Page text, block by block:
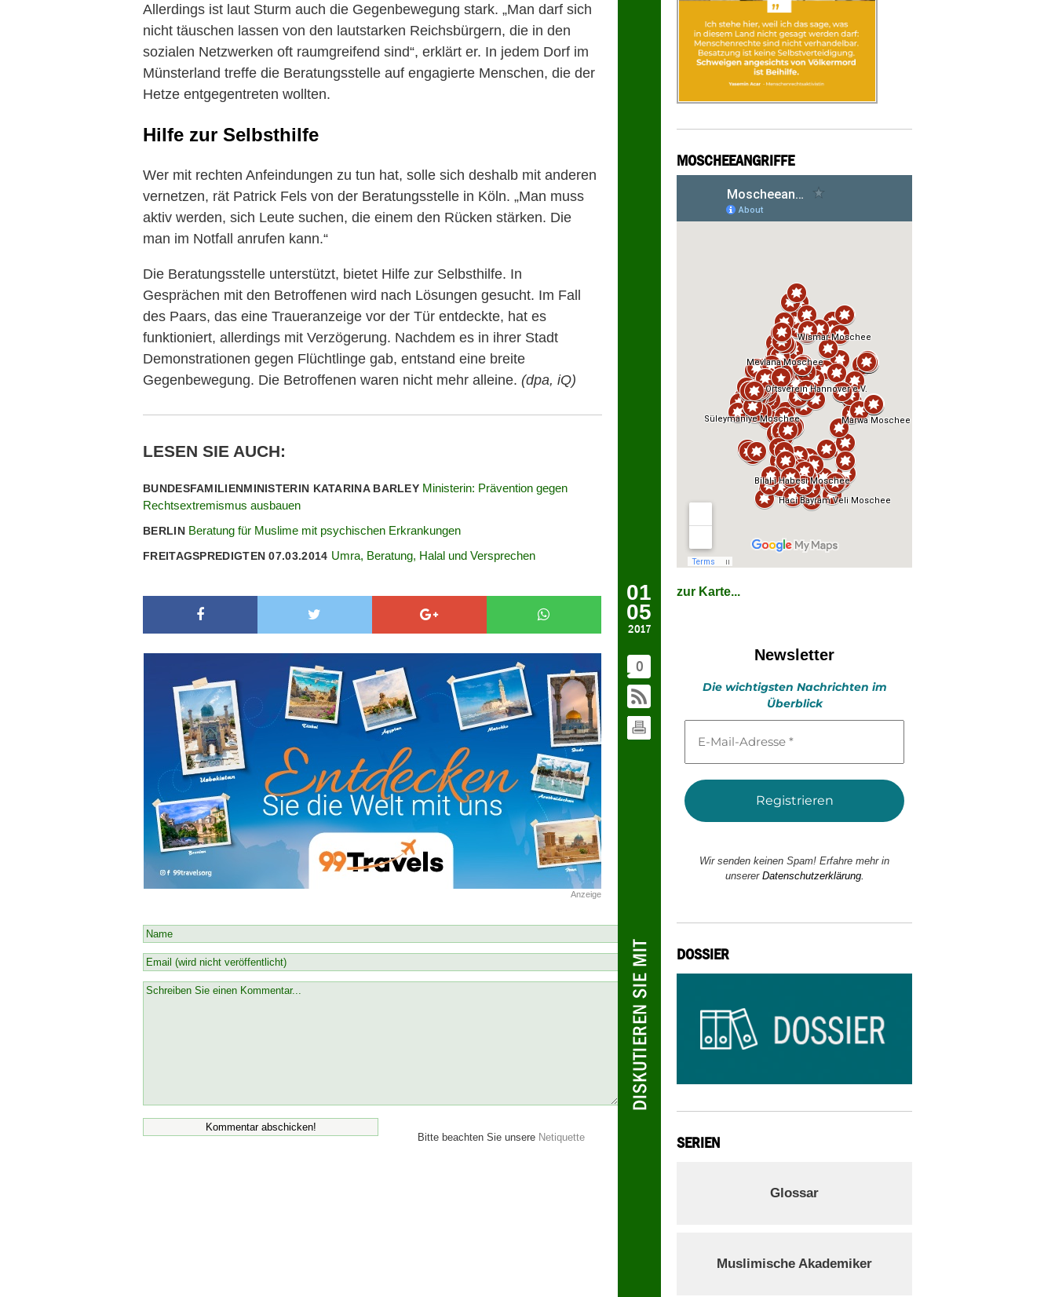
01
05
2017
0
Allerdings ist laut Sturm auch die Gegenbewegung stark. „Man darf sich
nicht täuschen lassen von den lautstarken Reichsbürgern, die in den
sozialen Netzwerken oft raumgreifend sind“, erklärt er. In jedem Dorf im
Münsterland treffe die Beratungsstelle auf engagierte Menschen, die der
Hetze entgegentreten wollten.
Hilfe zur Selbsthilfe
Wer mit rechten Anfeindungen zu tun hat, solle sich deshalb mit anderen
vernetzen, rät Patrick Fels von der Beratungsstelle in Köln. „Man muss
aktiv werden, sich Leute suchen, die einem den Rücken stärken. Die
man im Notfall anrufen kann.“
Die Beratungsstelle unterstützt, bietet Hilfe zur Selbsthilfe. In
Gesprächen mit den Betroffenen wird nach Lösungen gesucht. Im Fall
des Paars, das eine Traueranzeige vor der Tür entdeckte, hat es
funktioniert, allerdings mit Verzögerung. Nachdem es in ihrer Stadt
Demonstrationen gegen Flüchtlinge gab, entstand eine breite
Gegenbewegung. Die Betroffenen waren nicht mehr alleine. (dpa, iQ)
LESEN SIE AUCH:
BUNDESFAMILIENMINISTERIN KATARINA BARLEY Ministerin: Prävention gegen
Rechtsextremismus ausbauen
BERLIN Beratung für Muslime mit psychischen Erkrankungen
FREITAGSPREDIGTEN 07.03.2014 Umra, Beratung, Halal und Versprechen
Anzeige
Bitte beachten Sie unsere Netiquette
MOSCHEEANGRIFFE
zur Karte...
Newsletter
Die wichtigsten Nachrichten im
Überblick
Mail-
*
Wir senden keinen Spam! Erfahre mehr in
unserer Datenschutzerklärung.
DOSSIER
SERIEN
Glossar
Muslimische Akademiker